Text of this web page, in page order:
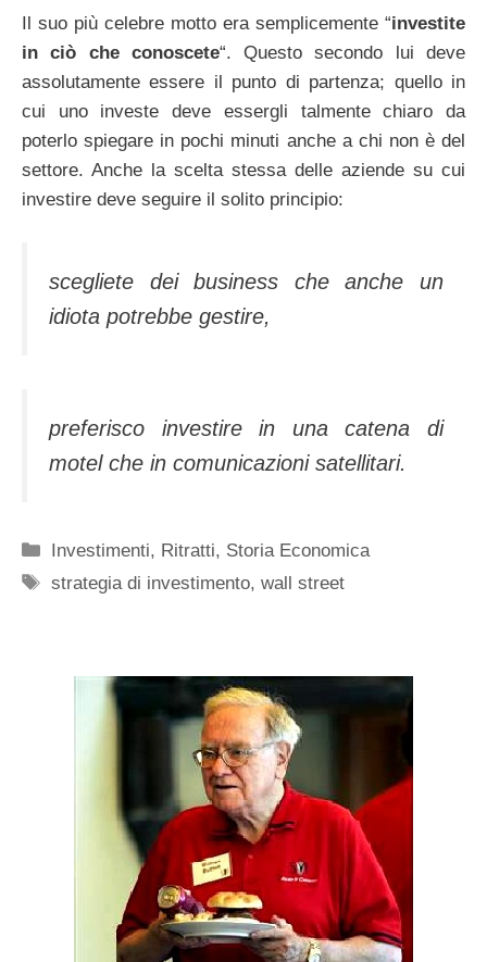
Il suo più celebre motto era semplicemente “investite
in ciò che conoscete“. Questo secondo lui deve
assolutamente essere il punto di partenza; quello in
cui uno investe deve essergli talmente chiaro da
poterlo spiegare in pochi minuti anche a chi non è del
settore. Anche la scelta stessa delle aziende su cui
investire deve seguire il solito principio:
scegliete dei business che anche un
idiota potrebbe gestire,
preferisco investire in una catena di
motel che in comunicazioni satellitari.
Categorie
Investimenti, Ritratti, Storia Economica
Tag
strategia di investimento,wall street